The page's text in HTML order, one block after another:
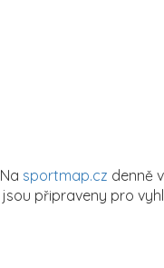
Na sportmap.cz denně
jsou připraveny pro